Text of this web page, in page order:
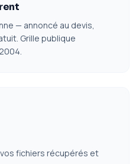
— annoncé au devis,
Grille publique
fichiers récupérés et